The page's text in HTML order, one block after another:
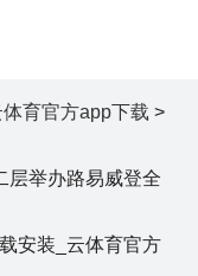
育官方app下载 >
层举办路易威登全
安装_云体育官方